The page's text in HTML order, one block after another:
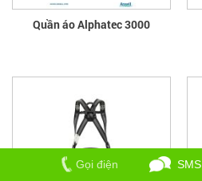
Quần áo Alphatec 3000
Gọi điện SMS